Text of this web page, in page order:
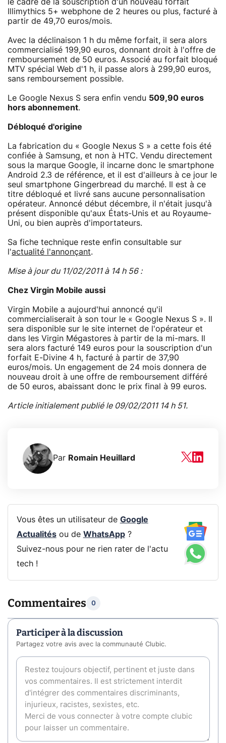
le cadre de la souscription d'un nouveau forfait
Illimythics 5+ webphone de 2 heures ou plus, facturé à
partir de 49,70 euros/mois.
Avec la déclinaison 1 h du même forfait, il sera alors
commercialisé 199,90 euros, donnant droit à l'offre de
remboursement de 50 euros. Associé au forfait bloqué
MTV spécial Web d'1 h, il passe alors à 299,90 euros,
sans remboursement possible.
Le Google Nexus S sera enfin vendu 509,90 euros
hors abonnement.
Débloqué d'origine
La fabrication du « Google Nexus S » a cette fois été
confiée à Samsung, et non à HTC. Vendu directement
sous la marque Google, il incarne donc le smartphone
Android 2.3 de référence, et il est d'ailleurs à ce jour le
seul smartphone Gingerbread du marché. Il est à ce
titre débloqué et livré sans aucune personnalisation
opérateur. Annoncé début décembre, il n'était jusqu'à
présent disponible qu'aux États-Unis et au Royaume-
Uni, ou bien auprès d'importateurs.
Sa fiche technique reste enfin consultable sur
l'actualité l'annonçant.
Mise à jour du 11/02/2011 à 14 h 56 :
Chez Virgin Mobile aussi
Virgin Mobile a aujourd'hui annoncé qu'il
commercialiserait à son tour le « Google Nexus S ». Il
sera disponible sur le site internet de l'opérateur et
dans les Virgin Mégastores à partir de la mi-mars. Il
sera alors facturé 149 euros pour la souscription d'un
forfait E-Divine 4 h, facturé à partir de 37,90
euros/mois. Un engagement de 24 mois donnera de
nouveau droit à une offre de remboursement différé
de 50 euros, abaissant donc le prix final à 99 euros.
Article initialement publié le 09/02/2011 14 h 51.
Par Romain Heuillard
Vous êtes un utilisateur de Google
Actualitésou de WhatsApp?
Suivez-nous pour ne rien rater de l'actu
tech !
Commentaires 0
Participer à la discussion
Partagez votre avis avec la communauté Clubic.